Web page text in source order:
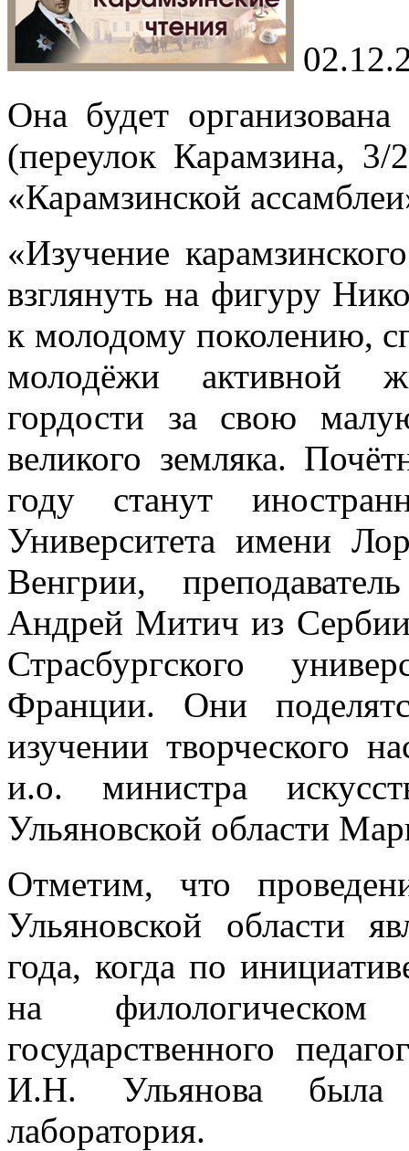
Она будет
(переулок Карамзина,
«Карамзинской
«Изучение
взглянуть на фигуру
к молодому поколению,
молодёжи активной
гордости за свою
великого земляка.
году станут
Университета имени
Венгрии,
Андрей Митич из
Страсбургского
Франции. Они
изучении творческого
и.о. министра
Ульяновской области
Отметим, что
Ульяновской области
года, когда по
на филологическом
государственного
И.Н. Ульянова была
лаборатория.